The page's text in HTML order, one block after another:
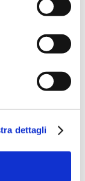
dettagli